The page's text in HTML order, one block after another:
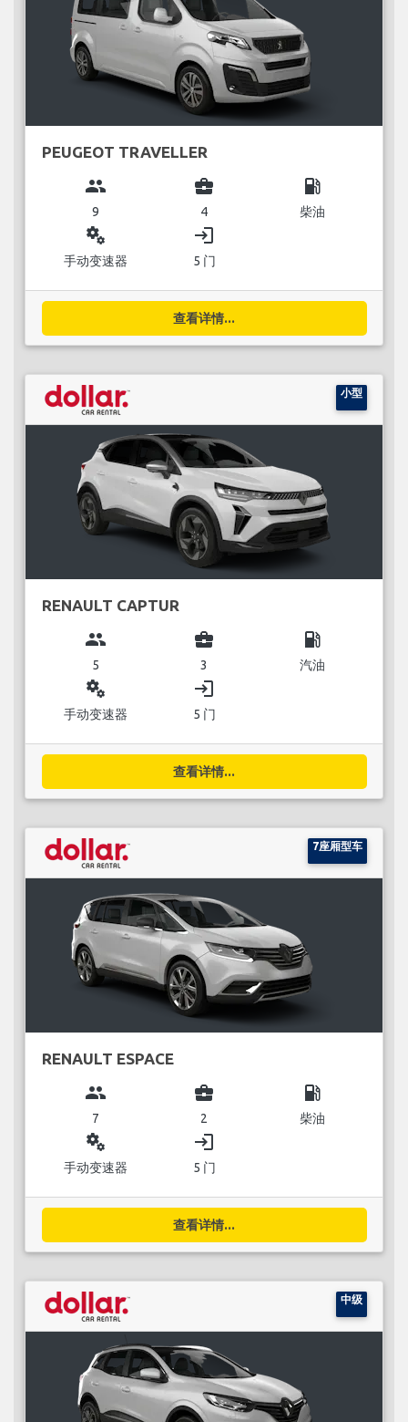
PEUGEOT TRAVELLER
group
9
business_center
4
local_gas_station
柴油
miscellaneous_services
手动变速器
login
5 门
查看详情...
小型
RENAULT CAPTUR
group
5
business_center
3
local_gas_station
汽油
miscellaneous_services
手动变速器
login
5 门
查看详情...
7座厢型车
RENAULT ESPACE
group
7
business_center
2
local_gas_station
柴油
miscellaneous_services
手动变速器
login
5 门
查看详情...
中级